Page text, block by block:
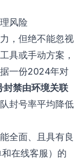
风险
，但绝不能忽视
具或手动方案，
一份2024年对
禁由环境关联
封号率平均降低
全面、且具有良
在线客服）的